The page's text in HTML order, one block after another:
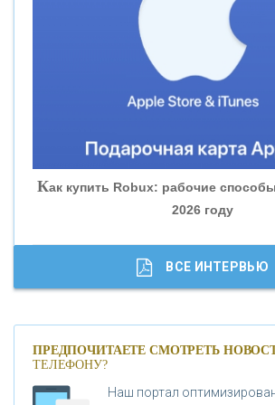
«БАНК ГЛОБЭКС»
«СОВКОМБАНК»
«ГАЗПРОМБАНК»
«МОСКОВСКИЙ КРЕДИТНЫЙ
Как купить Robux: рабочие
2026 году
ВСЕ ИНТЕРВЬЮ
ПРЕДПОЧИТАЕТЕ СМОТРЕТЬ
ТЕЛЕФОНУ?
Наш портал